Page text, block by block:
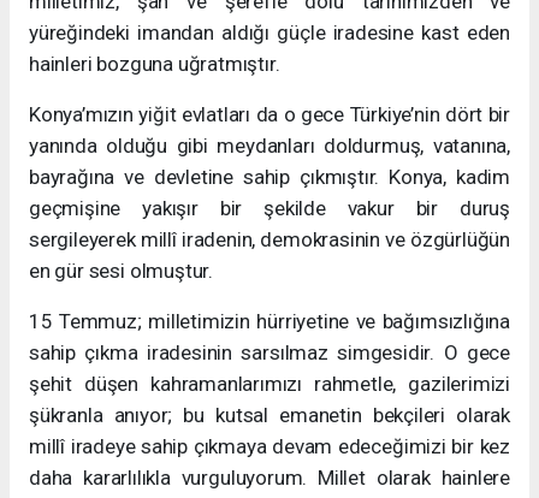
yüreğindeki imandan aldığı güçle iradesine kast eden
hainleri bozguna uğratmıştır.
Konya’mızın yiğit evlatları da o gece Türkiye’nin dört bir
yanında olduğu gibi meydanları doldurmuş, vatanına,
bayrağına ve devletine sahip çıkmıştır. Konya, kadim
geçmişine yakışır bir şekilde vakur bir duruş
sergileyerek millî iradenin, demokrasinin ve özgürlüğün
en gür sesi olmuştur.
15 Temmuz; milletimizin hürriyetine ve bağımsızlığına
sahip çıkma iradesinin sarsılmaz simgesidir. O gece
şehit düşen kahramanlarımızı rahmetle, gazilerimizi
şükranla anıyor; bu kutsal emanetin bekçileri olarak
millî iradeye sahip çıkmaya devam edeceğimizi bir kez
daha kararlılıkla vurguluyorum. Millet olarak hainlere